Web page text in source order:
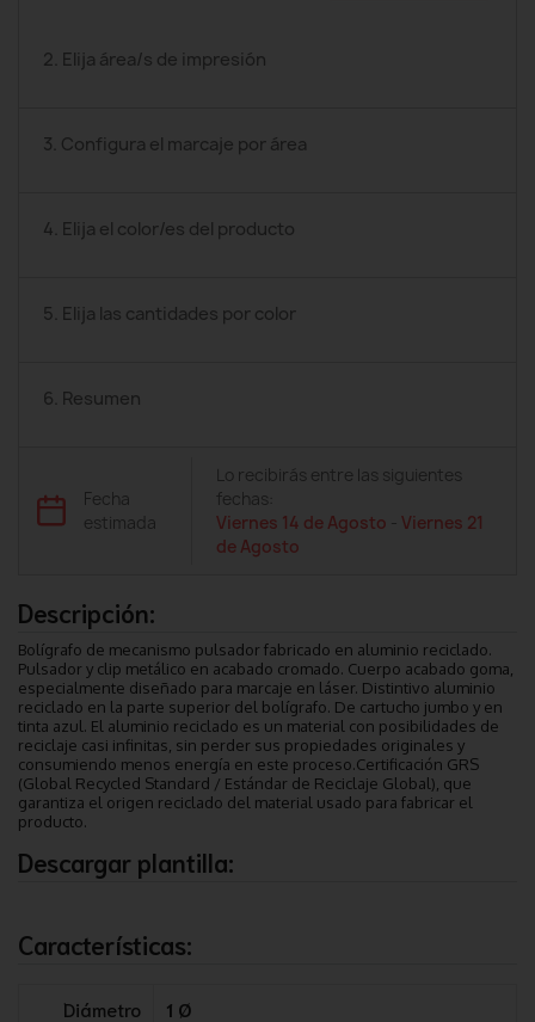
2. Elija área/s de impresión
3. Configura el marcaje por área
4. Elija el color/es del producto
5. Elija las cantidades por color
6. Resumen
Fecha
estimada
Lo recibirás entre las siguientes
fechas:
Viernes 14 de Agosto -Viernes 21
de Agosto
Descripción:
Bolígrafo de mecanismo pulsador fabricado en aluminio reciclado.
Pulsador y clip metálico en acabado cromado. Cuerpo acabado goma,
especialmente diseñado para marcaje en láser. Distintivo aluminio
reciclado en la parte superior del bolígrafo. De cartucho jumbo y en
tinta azul. El aluminio reciclado es un material con posibilidades de
reciclaje casi infinitas, sin perder sus propiedades originales y
consumiendo menos energía en este proceso.Certificación GRS
(Global Recycled Standard / Estándar de Reciclaje Global), que
garantiza el origen reciclado del material usado para fabricar el
producto.
Descargar plantilla:
Características:
Diámetro
1 Ø